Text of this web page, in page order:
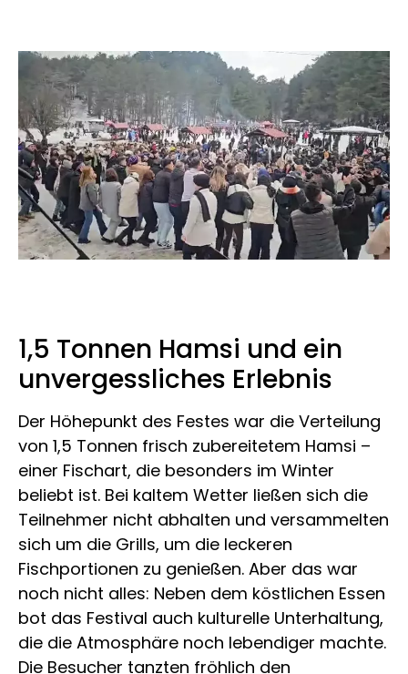
1,5 Tonnen Hamsi und ein
unvergessliches Erlebnis
Der Höhepunkt des Festes war die Verteilung
von 1,5 Tonnen frisch zubereitetem Hamsi –
einer Fischart, die besonders im Winter
beliebt ist. Bei kaltem Wetter ließen sich die
Teilnehmer nicht abhalten und versammelten
sich um die Grills, um die leckeren
Fischportionen zu genießen. Aber das war
noch nicht alles: Neben dem köstlichen Essen
bot das Festival auch kulturelle Unterhaltung,
die die Atmosphäre noch lebendiger machte.
Die Besucher tanzten fröhlich den